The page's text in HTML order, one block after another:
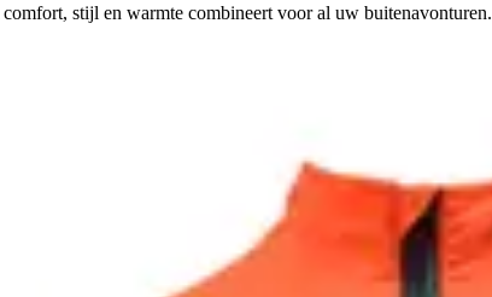
stijl en warmte combineert voor al uw buitenavonturen.